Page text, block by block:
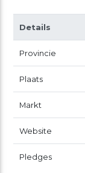
Details
Provincie
Plaats
Markt
Website
Pledges